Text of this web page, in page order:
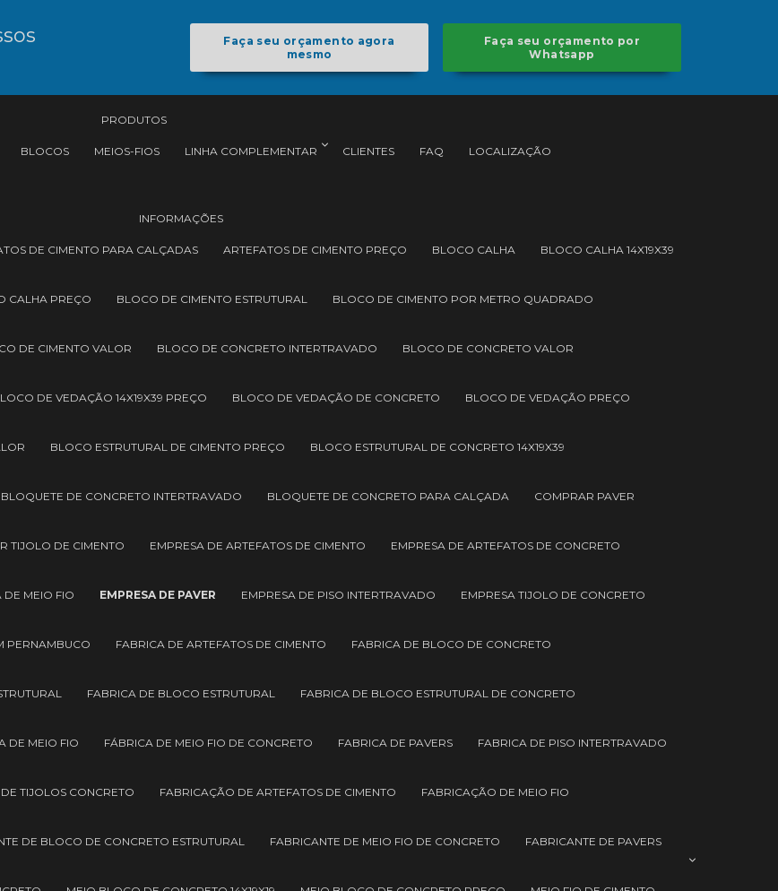
Faça seu orçamento agora
mesmo
Faça seu orçamento por
Whatsapp
PRODUTOS
BLOCOS MEIOS-FIOS LINHA COMPLEMENTAR CLIENTES FAQ LOCALIZAÇÃO
INFORMAÇÕES
DE CIMENTO PARA CALÇADAS ARTEFATOS DE CIMENTO PREÇO BLOCO CALHA BLOCO CALHA 14X19X39
CALHA PREÇO BLOCO DE CIMENTO ESTRUTURAL BLOCO DE CIMENTO POR METRO QUADRADO
DE CIMENTO VALOR BLOCO DE CONCRETO INTERTRAVADO BLOCO DE CONCRETO VALOR
DE VEDAÇÃO 14X19X39 PREÇO BLOCO DE VEDAÇÃO DE CONCRETO BLOCO DE VEDAÇÃO PREÇO
BLOCO ESTRUTURAL DE CIMENTO PREÇO BLOCO ESTRUTURAL DE CONCRETO 14X19X39
BLOQUETE DE CONCRETO INTERTRAVADO BLOQUETE DE CONCRETO PARA CALÇADA COMPRAR PAVER
TIJOLO DE CIMENTO EMPRESA DE ARTEFATOS DE CIMENTO EMPRESA DE ARTEFATOS DE CONCRETO
DE MEIO FIO EMPRESA DE PAVER EMPRESA DE PISO INTERTRAVADO EMPRESA TIJOLO DE CONCRETO
PERNAMBUCO FABRICA DE ARTEFATOS DE CIMENTO FABRICA DE BLOCO DE CONCRETO
FABRICA DE BLOCO ESTRUTURAL FABRICA DE BLOCO ESTRUTURAL DE CONCRETO
DE MEIO FIO FÁBRICA DE MEIO FIO DE CONCRETO FABRICA DE PAVERS FABRICA DE PISO INTERTRAVADO
TIJOLOS CONCRETO FABRICAÇÃO DE ARTEFATOS DE CIMENTO FABRICAÇÃO DE MEIO FIO
DE BLOCO DE CONCRETO ESTRUTURAL FABRICANTE DE MEIO FIO DE CONCRETO FABRICANTE DE PAVERS